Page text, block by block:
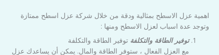
اهمية عزل الاسطح بمثالية ودقة من خلال شركة عزل اسطح ممتازة
وتوجد عدة اسباب لعزل الاسطح ومنها :
توفير الطاقة والتكلفةتوفير الطاقة والتكلفة
مع العزل الفعال ، ستوفر الطاقة والمال. يمكن أن يساعدك عزل